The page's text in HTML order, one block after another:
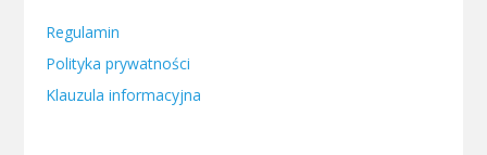
Regulamin
Polityka prywatności
Klauzula informacyjna